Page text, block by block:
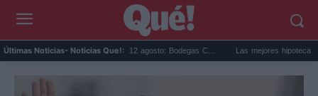
Últimas Noticias- Noticias Que!:
solar en Cariñena del 12 agosto: Bodegas C... Las mejores hipotecas de agosto: